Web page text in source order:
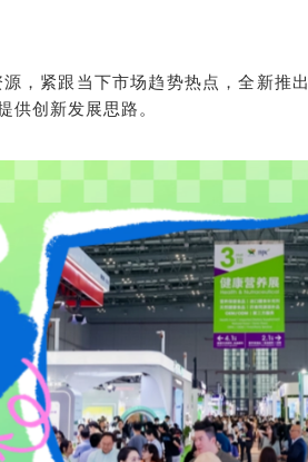
，紧跟当下市场趋势热点，全新推出
供创新发展思路。